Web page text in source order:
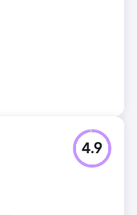
digitale strategie:
en
campagnes met
We bouwden een
als
we SINS
concurrerende
nationale
bevestigt meer
4.9